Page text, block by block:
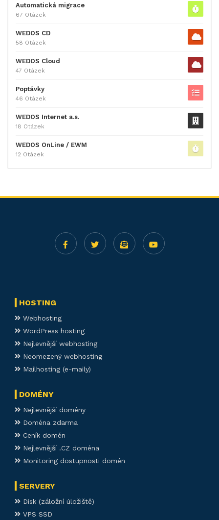
Automatická migrace
67 Otázek
WEDOS CD
58 Otázek
WEDOS Cloud
47 Otázek
Poptávky
46 Otázek
WEDOS Internet a.s.
18 Otázek
WEDOS OnLine / EWM
12 Otázek
HOSTING
Webhosting
WordPress hosting
Nejlevnější webhosting
Neomezený webhosting
Mailhosting (e-maily)
DOMÉNY
Nejlevnější domény
Doména zdarma
Ceník domén
Nejlevnější .CZ doména
Monitoring dostupnosti domén
SERVERY
Disk (záložní úložiště)
VPS SSD